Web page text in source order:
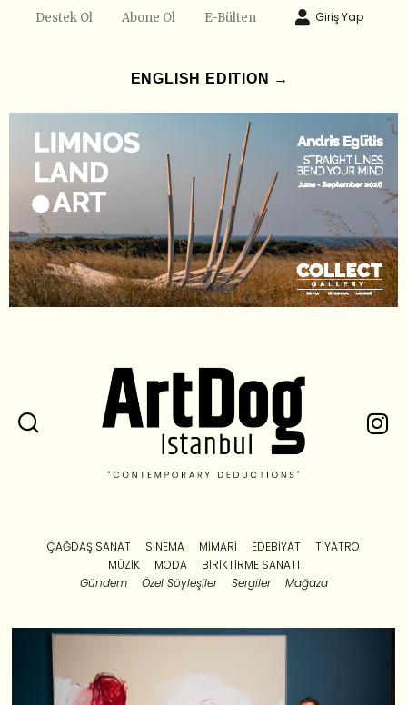
Destek Ol Abone Ol E-Bülten Giriş Yap
ENGLISH EDITION →
ÇAĞDAŞ SANAT SINEMA MIMARI EDEBIYAT
TIYATRO
MÜZIK
MODA
BIRIKTIRME SANATI
Gündem
Özel Söyleşiler Sergiler Mağaza